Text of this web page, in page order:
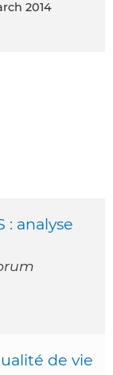
2014
: analyse
de vie